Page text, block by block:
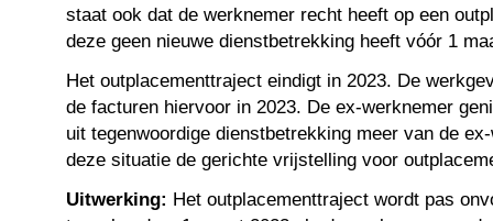
staat ook dat de werknemer recht heeft op een
deze geen nieuwe dienstbetrekking heeft vóór 1
Het outplacementtraject eindigt in 2023. De
de facturen hiervoor in 2023. De ex-werknemer
uit tegenwoordige dienstbetrekking meer van de
deze situatie de gerichte vrijstelling voor
Uitwerking: Het outplacementtraject wordt pas